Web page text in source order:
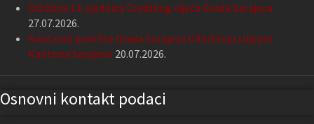
Održana 13. sjednica Gradskog vijeća Grada Sarajeva
27.07.2026.
Nastavak podrške Grada Sarajeva Udruženju slijepih
Kantona Sarajevo 20.07.2026.
Osnovni kontakt podaci